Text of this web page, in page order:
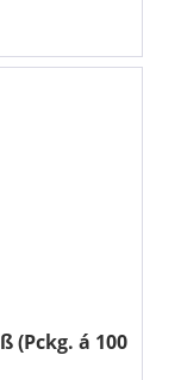
(Pckg. á 100